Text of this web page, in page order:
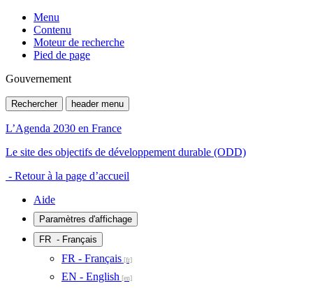
Menu
Contenu
Moteur de recherche
Pied de page
Gouvernement
Rechercher header menu
L’Agenda 2030 en France
Le site des objectifs de développement durable (ODD)
- Retour à la page d’accueil
Aide
Paramètres d'affichage
FR - Français
FR - Français
EN - English